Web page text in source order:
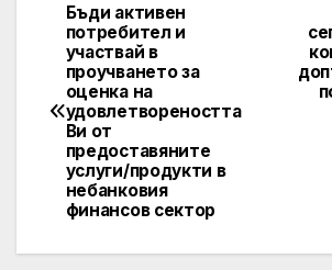
Post
navigation
Бъди активен
потребител и
участвай в
проучването за
оценка на
удовлетвореността
Ви от
предоставяните
услуги/продукти в
небанковия
финансов сектор